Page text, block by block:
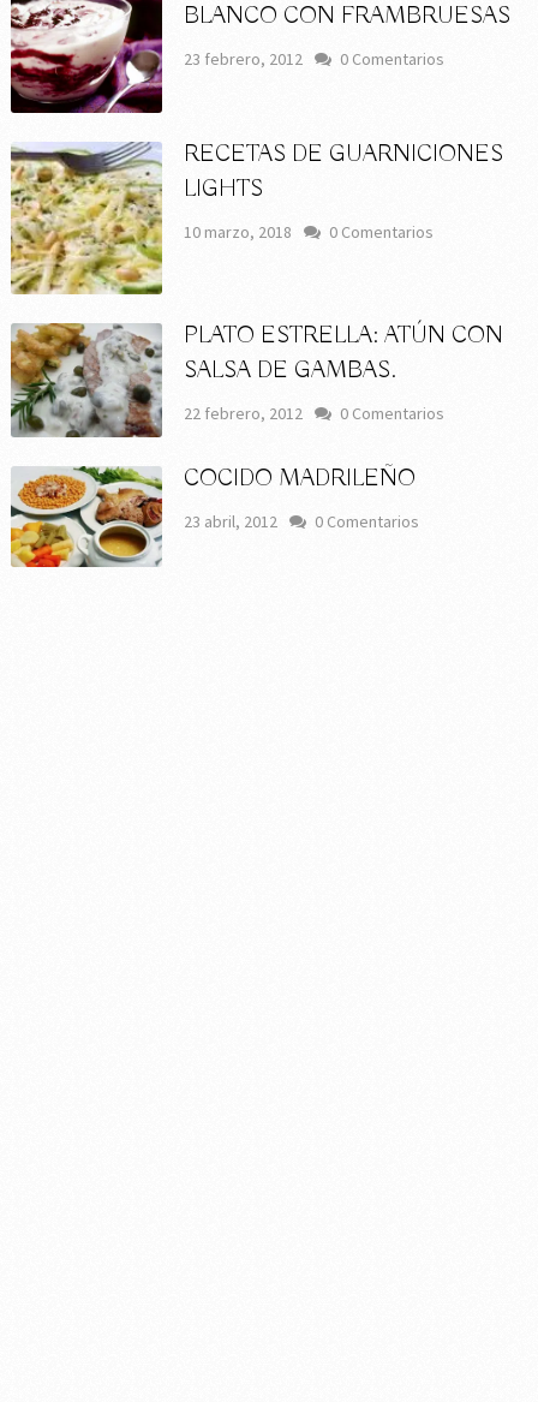
BLANCO CON FRAMBRUESAS
23 febrero, 2012 0 Comentarios
RECETAS DE GUARNICIONES
LIGHTS
10 marzo, 2018 0 Comentarios
PLATO ESTRELLA: ATÚN CON
SALSA DE GAMBAS.
22 febrero, 2012 0 Comentarios
COCIDO MADRILEÑO
23 abril, 2012 0 Comentarios